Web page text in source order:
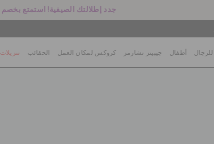
جدد إطلالتك الصيفية! استمتع بخصم 50% ثابت على تشكيلة مختارة
للرجال أطفال جيبيتز تشارمز كروكس لمكان العمل الحقائب تنزيلات